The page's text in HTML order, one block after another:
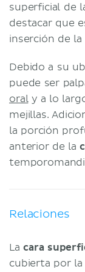
superficial de
destacar que
inserción de
Debido a su
puede ser
oraly a lo
mejillas.
la porción
anterior de la
Relaciones
Lacara
cubierta por